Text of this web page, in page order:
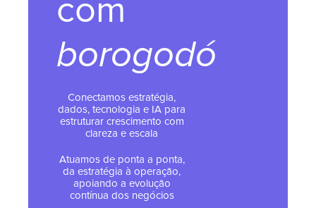
com
borogodó
Conectamos estratégia,
dados, tecnologia e IA para
estruturar crescimento com
clareza e escala
Atuamos de ponta a ponta,
da estratégia à operação,
apoiando a evolução
contínua dos negócios